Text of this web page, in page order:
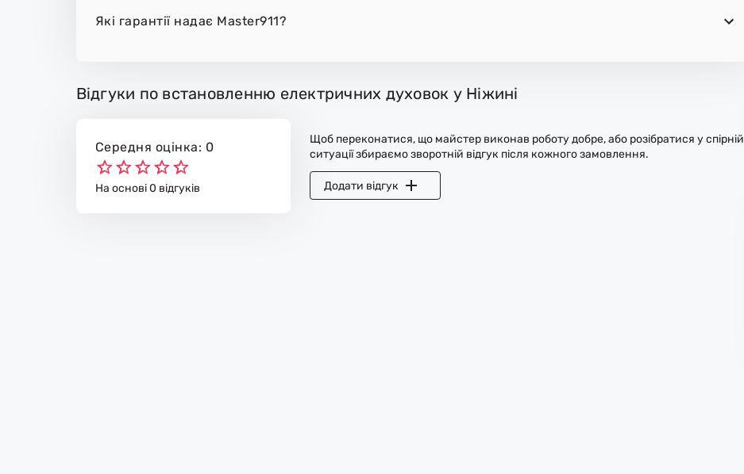
Які гарантії надає Master911?
Відгуки по встановленню електричних духовок у Ніжині
Середня оцінка: 0
На основі 0 відгуків
Щоб переконатися, що майстер виконав роботу добре, або розібратися у спірній
ситуації збираємо зворотній відгук після кожного замовлення.
Додати відгук